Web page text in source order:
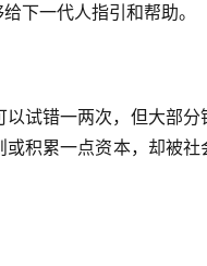
下一代人指引和帮助。
试错一两次，但大部分
积累一点资本，却被社